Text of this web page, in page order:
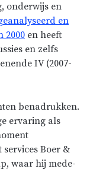
onderwijs en
en
2000 en heeft
en zelfs
IV (2007-
benadrukken.
ervaring als
Boer &
waar hij mede-